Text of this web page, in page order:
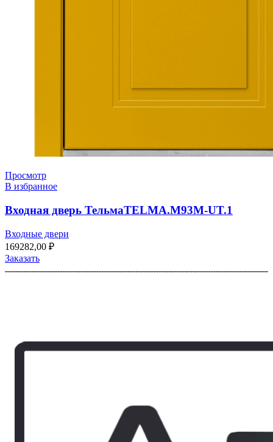
Просмотр
В избранное
Входная дверь ТельмаTELMA.M93M-UT.1
Входные двери
169282,00 ₽
Заказать